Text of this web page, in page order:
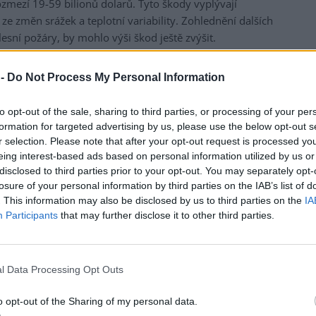
Do Not Process My Personal Information
opt-out of the sale, sharing to third parties, or processing of your
for targeted advertising by us, please use the below opt-out
selection. Please note that after your opt-out request is processed
interest-based ads based on personal information utilized by us
to third parties prior to your opt-out. You may separately
of your personal information by third parties on the IAB’s list of
This information may also be disclosed by us to third parties on the
Participants that may further disclose it to other third parties.
Data Processing Opt Outs
opt-out of the Sharing of my personal data.
19-59 bilionů dolarů. Tyto škody vyplývají
změn srážek a teplotní variability. Zohlednění dalších
požáry, by mohlo výši škod ještě zvýšit.
způsobí v příštích 25 letech obrovské ekonomické
i ve vysoce rozvinutých zemích, jako je Německo,
Leonie Wenzová, která se na studii podílela.
našich minulých emisí. Pokud se chceme alespoň
větší adaptační úsilí. A musíme své emise
nestane, budou hospodářské ztráty v druhé polovině
v celosvětovém průměru až 60 %. Z toho jasně
než to nedělat, a to ani nebereme v úvahu
životech nebo biologické rozmanitosti."
škod způsobených změnou klimatu se obvykle
ročních teplot v dlouhodobém časovém horizontu.
z dopadů klimatu na hospodářský růst ve více
za posledních 40 let a zaměřením se na příštích 26
promítnout dílčí národní škody ze změn teplot a